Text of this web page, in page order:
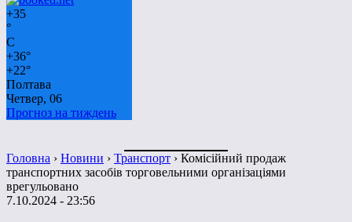
+35
°
C
+36°
+22°
Полтава
Четвер, 06
Прогноз на тиждень
Головна › Новини › Транспорт › Комісійний продаж
транспортних засобів торговельними організаціями
врегульовано
7.10.2024 - 23:56